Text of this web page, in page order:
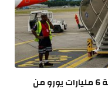
إيزي جيت تؤكد صفقة استحواذ بقيمة 6 مليارات يورو من